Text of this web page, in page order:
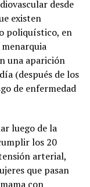
desde
existen
poliquístico, en
menarquia
una aparición
(después de los
de enfermedad
luego de la
los 20
arterial,
que pasan
con